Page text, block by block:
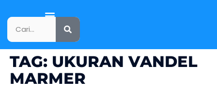
TAG: UKURAN VANDEL
MARMER